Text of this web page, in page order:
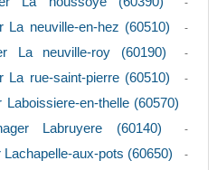
-
La neuville-en-hez (60510) -
La neuville-roy (60190) -
La rue-saint-pierre (60510) -
Laboissiere-en-thelle (60570)
Labruyere (60140) -
aux-pots (60650) -